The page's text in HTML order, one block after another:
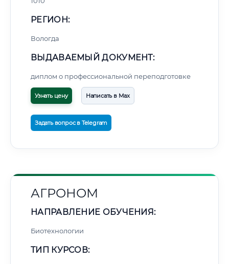
РЕГИОН:
Вологда
ВЫДАВАЕМЫЙ ДОКУМЕНТ:
диплом о профессиональной переподготовке
Узнать цену Написать в Max
Задать вопрос в Telegram
АГРОНОМ
НАПРАВЛЕНИЕ ОБУЧЕНИЯ:
Биотехнологии
ТИП КУРСОВ: